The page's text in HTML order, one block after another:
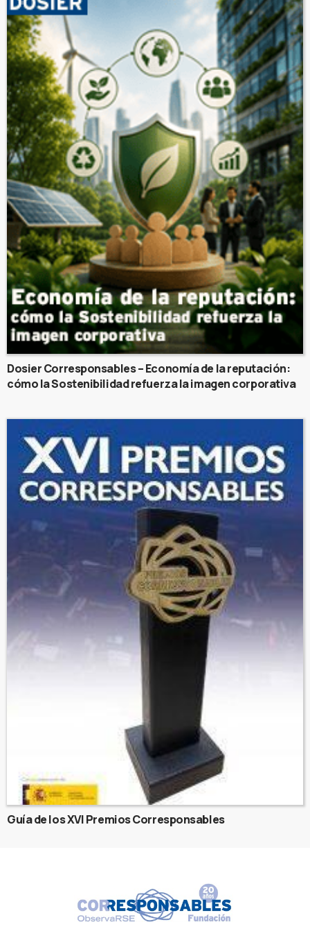
Dosier Corresponsables – Economía de la reputación:
cómo la Sostenibilidad refuerza la imagen corporativa
Guía de los XVI Premios Corresponsables